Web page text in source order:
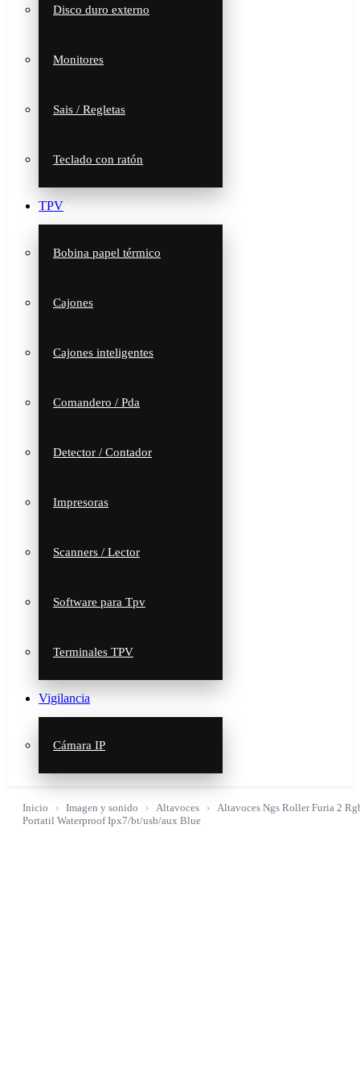
Disco duro externo
Monitores
Sais / Regletas
Teclado con ratón
TPV
Bobina papel térmico
Cajones
Cajones inteligentes
Comandero / Pda
Detector / Contador
Impresoras
Scanners / Lector
Software para Tpv
Terminales TPV
Vigilancia
Cámara IP
Inicio Imagen y sonido Altavoces
Altavoces Ngs Roller Furia 2
Portatil Waterproof Ipx7/bt/usb/aux Blue